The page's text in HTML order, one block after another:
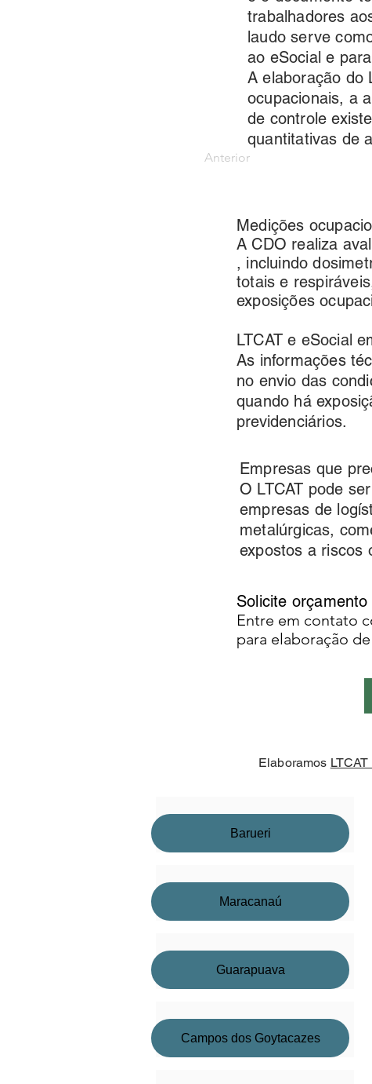
trabalhadores
laudo serve
ao eSocial e
A elaboração do
ocupacionais, a
de controle
quantitativas de
Anterior
Medições
A CDO realiza
, incluindo
totais e
exposições
LTCAT e eSocial
As informações
no envio das
quando há
previdenciários.
Empresas que
O LTCAT pode
empresas de
metalúrgicas,
expostos a riscos
Solicite
Entre em contato
para elaboração de
Elaboramos
Barueri
Maracanaú
Guarapuava
Campos dos Goytacazes